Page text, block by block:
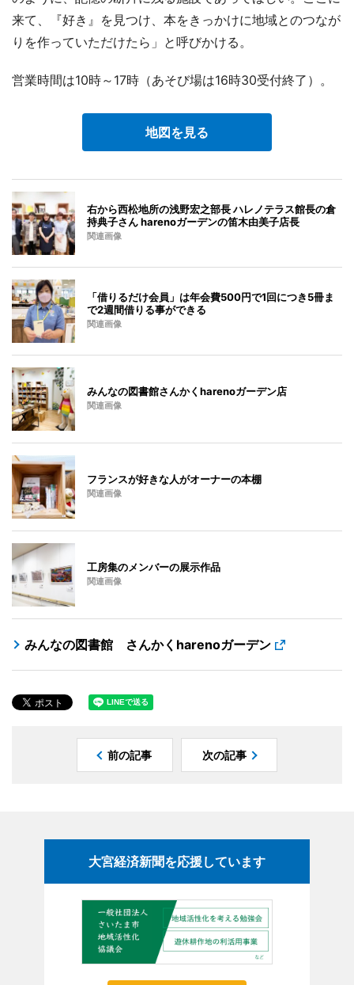
来て、『好き』を見つけ、本をきっかけに地域とのつなが
りを作っていただけたら」と呼びかける。
営業時間は10時～17時（あそび場は16時30受付終了）。
地図を見る
右から西松地所の浅野宏之部長 ハレノテラス館長の倉
持典子さん harenoガーデンの笛木由美子店長
関連画像
「借りるだけ会員」は年会費500円で1回につき5冊ま
で2週間借りる事ができる
関連画像
みんなの図書館さんかくharenoガーデン店
関連画像
フランスが好きな人がオーナーの本棚
関連画像
工房集のメンバーの展示作品
関連画像
みんなの図書館 さんかくharenoガーデン
前の記事 次の記事
大宮経済新聞を応援しています